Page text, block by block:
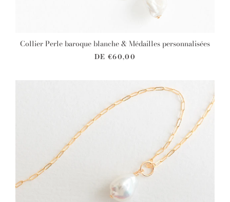
Collier Perle baroque blanche & Médailles personnalisées
DE€60,00